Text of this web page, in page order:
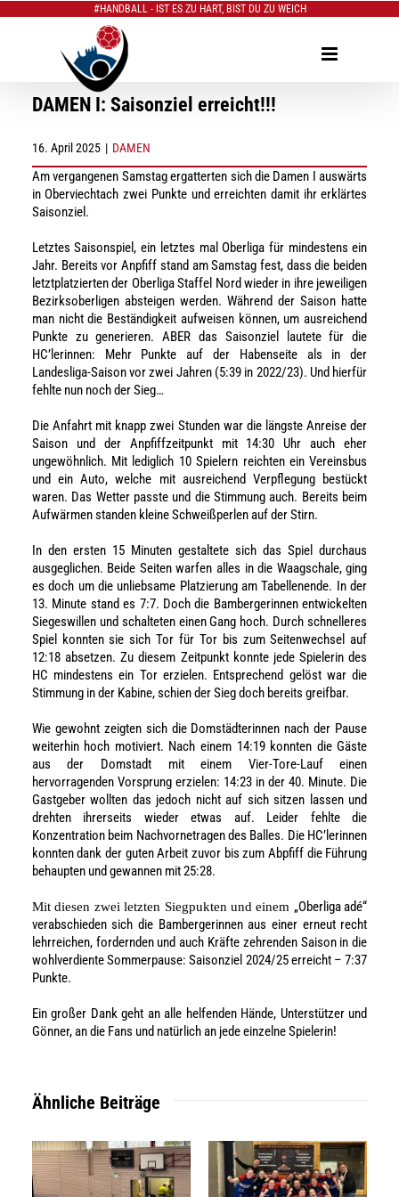
#HANDBALL - IST ES ZU HART, BIST DU ZU WEICH
DAMEN I: Saisonziel erreicht!!!
16. April 2025 | DAMEN
Am vergangenen Samstag ergatterten sich die Damen I auswärts
in Oberviechtach zwei Punkte und erreichten damit ihr erklärtes
Saisonziel.
Letztes Saisonspiel, ein letztes mal Oberliga für mindestens ein
Jahr. Bereits vor Anpfiff stand am Samstag fest, dass die beiden
letztplatzierten der Oberliga Staffel Nord wieder in ihre jeweiligen
Bezirksoberligen absteigen werden. Während der Saison hatte
man nicht die Beständigkeit aufweisen können, um ausreichend
Punkte zu generieren. ABER das Saisonziel lautete für die
HC’lerinnen: Mehr Punkte auf der Habenseite als in der
Landesliga-Saison vor zwei Jahren (5:39 in 2022/23). Und hierfür
fehlte nun noch der Sieg…
Die Anfahrt mit knapp zwei Stunden war die längste Anreise der
Saison und der Anpfiffzeitpunkt mit 14:30 Uhr auch eher
ungewöhnlich. Mit lediglich 10 Spielern reichten ein Vereinsbus
und ein Auto, welche mit ausreichend Verpflegung bestückt
waren. Das Wetter passte und die Stimmung auch. Bereits beim
Aufwärmen standen kleine Schweißperlen auf der Stirn.
In den ersten 15 Minuten gestaltete sich das Spiel durchaus
ausgeglichen. Beide Seiten warfen alles in die Waagschale, ging
es doch um die unliebsame Platzierung am Tabellenende. In der
13. Minute stand es 7:7. Doch die Bambergerinnen entwickelten
Siegeswillen und schalteten einen Gang hoch. Durch schnelleres
Spiel konnten sie sich Tor für Tor bis zum Seitenwechsel auf
12:18 absetzen. Zu diesem Zeitpunkt konnte jede Spielerin des
HC mindestens ein Tor erzielen. Entsprechend gelöst war die
Stimmung in der Kabine, schien der Sieg doch bereits greifbar.
Wie gewohnt zeigten sich die Domstädterinnen nach der Pause
weiterhin hoch motiviert. Nach einem 14:19 konnten die Gäste
aus der Domstadt mit einem Vier-Tore-Lauf einen
hervorragenden Vorsprung erzielen: 14:23 in der 40. Minute. Die
Gastgeber wollten das jedoch nicht auf sich sitzen lassen und
drehten ihrerseits wieder etwas auf. Leider fehlte die
Konzentration beim Nachvornetragen des Balles. Die HC’lerinnen
konnten dank der guten Arbeit zuvor bis zum Abpfiff die Führung
behaupten und gewannen mit 25:28.
Mit diesen zwei letzten Siegpukten und einem „Oberliga adé“
verabschieden sich die Bambergerinnen aus einer erneut recht
lehrreichen, fordernden und auch Kräfte zehrenden Saison in die
wohlverdiente Sommerpause: Saisonziel 2024/25 erreicht – 7:37
Punkte.
Ein großer Dank geht an alle helfenden Hände, Unterstützer und
Gönner, an die Fans und natürlich an jede einzelne Spielerin!
Ähnliche Beiträge